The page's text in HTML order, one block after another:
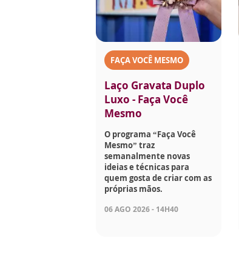
FAÇA VOCÊ MESMO
Laço Gravata Duplo
Luxo - Faça Você
Mesmo
O programa “Faça Você
Mesmo” traz
semanalmente novas
ideias e técnicas para
quem gosta de criar com as
próprias mãos.
06 AGO 2026 - 14H40